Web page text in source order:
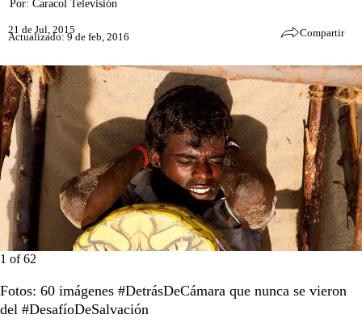
Por: Caracol Televisión
21 de Jul, 2015
Actualizado: 9 de feb, 2016 Compartir
1 of62
Fotos: 60 imágenes #DetrásDeCámara que nunca se vieron
del #DesafíoDeSalvación